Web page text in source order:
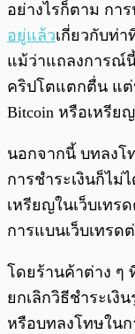
อย่างไรก็ตาม กา
อยู่แล้วเกี่ยวกับท่า
แม้ว่าแถลงการณ์
คริปโตแตกตื่น แต่
Bitcoin หรือเหรีย
นอกจากนี้ บทลงโ
การชำระเงินก็ไม่
เหรียญในเว็บเทร
การแบนเว็บเทรด
โดยร้านค้าต่าง ๆ
ยกเลิกวิธีชำระเ
หรือบทลงโทษใน